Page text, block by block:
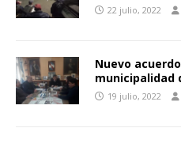
22 julio, 2022
Nuevo
municipalidad
19 julio, 2022